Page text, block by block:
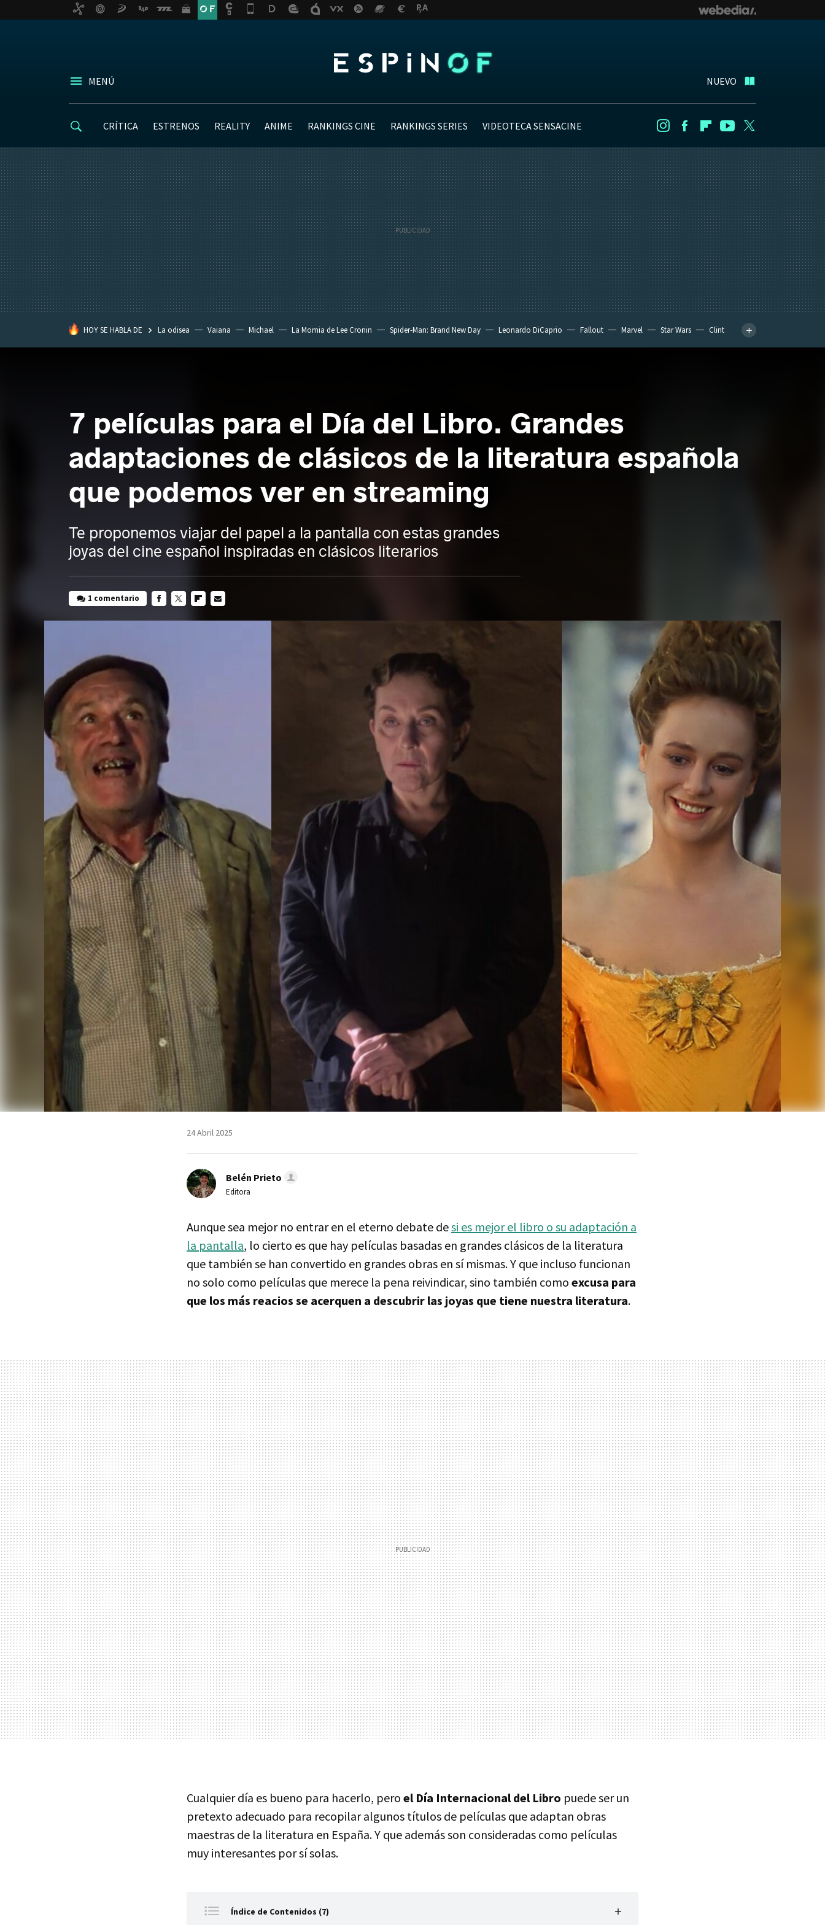
MENÚ NUEVO
CRÍTICA ESTRENOS REALITY ANIME RANKINGS CINE RANKINGS SERIES VIDEOTECA SENSACINE InstagramFacebookFlipboard
Youtube
HOY SE HABLA DE La odisea Vaiana Michael La Momia de Lee Cronin Spider-Man: Brand New Day Leonardo DiCaprio Fallout Marvel Star Wars
Clint
7 películas para el Día del Libro. Grandes
adaptaciones de clásicos de la literatura española
que podemos ver en streaming
Te proponemos viajar del papel a la pantalla con estas grandes
joyas del cine español inspiradas en clásicos literarios
1 comentario
24 Abril 2025
Belén Prieto
Editora
Aunque sea mejor no entrar en el eterno debate desi es mejor el libro o su adaptación a
la pantalla, lo cierto es que hay películas basadas en grandes clásicos de la literatura
que también se han convertido en grandes obras en sí mismas. Y que incluso funcionan
no solo como películas que merece la pena reivindicar, sino también como excusa para
que los más reacios se acerquen a descubrir las joyas que tiene nuestra literatura.
Cualquier día es bueno para hacerlo, pero el Día Internacional del Libro puede ser un
pretexto adecuado para recopilar algunos títulos de películas que adaptan obras
maestras de la literatura en España. Y que además son consideradas como películas
muy interesantes por sí solas.
Índice de Contenidos (7)